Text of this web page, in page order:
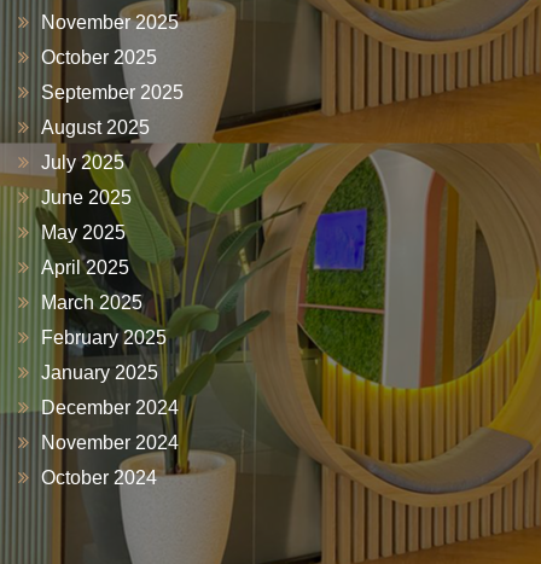
November 2025
October 2025
September 2025
August 2025
July 2025
June 2025
May 2025
April 2025
March 2025
February 2025
January 2025
December 2024
November 2024
October 2024